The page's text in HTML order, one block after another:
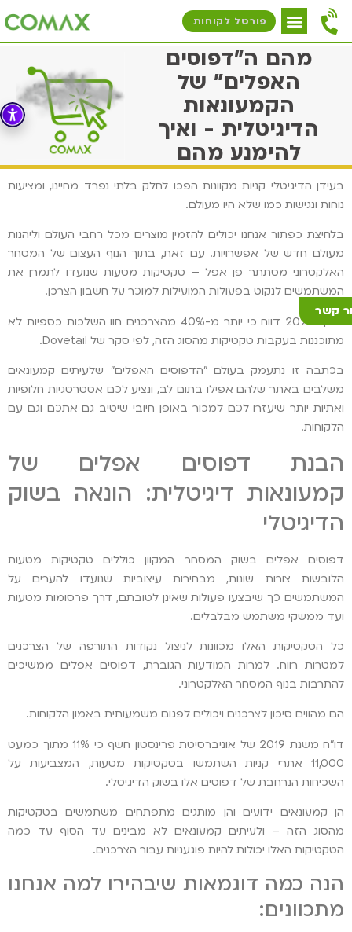
פורטל לקוחות
קשר
מהם ה"דפוסים
האפלים" של
הקמעונאות
הדיגיטלית - ואיך
להימנע מהם
בעידן הדיגיטלי קניות מקוונות הפכו לחלק בלתי נפרד מחיינו, ומציעות
נוחות ונגישות כמו שלא היו מעולם.
בלחיצת כפתור אנחנו יכולים להזמין מוצרים מכל רחבי העולם וליהנות
מעולם חדש של אפשרויות. עם זאת, בתוך הנוף העצום של המסחר
האלקטרוני מסתתר פן אפל – טקטיקות מטעות שנועדו לתמרן את
המשתמשים לנקוט בפעולות המועילות למוכר על חשבון הצרכן.
בסוף 2023 דווח כי יותר מ-40% מהצרכנים חוו השלכות כספיות לא
מתוכננות בעקבות טקטיקות מהסוג הזה, לפי סקר של Dovetail.
בכתבה זו נתעמק בעולם "הדפוסים האפלים" שלעיתים קמעונאים
משלבים באתר שלהם אפילו בתום לב, ונציע לכם אסטרטגיות חלופיות
ואתיות יותר שיעזרו לכם למכור באופן חיובי שיטיב גם אתכם וגם עם
הלקוחות.
הבנת דפוסים אפלים של
קמעונאות דיגיטלית: הונאה בשוק
הדיגיטלי
דפוסים אפלים בשוק המסחר המקוון כוללים טקטיקות מטעות
הלובשות צורות שונות, מבחירות עיצוביות שנועדו להערים על
המשתמשים כך שיבצעו פעולות שאינן לטובתם, דרך פרסומות מטעות
ועד ממשקי משתמש מבלבלים.
כל הטקטיקות האלו מכוונות לניצול נקודות התורפה של הצרכנים
למטרות רווח. למרות המודעות הגוברת, דפוסים אפלים ממשיכים
להתרבות בנוף המסחר האלקטרוני.
הם מהווים סיכון לצרכנים ויכולים לפגום משמעותית באמון הלקוחות.
דו"ח משנת 2019 של אוניברסיטת פרינסטון חשף כי 11% מתוך כמעט
11,000 אתרי קניות השתמשו בטקטיקות מטעות, המצביעות על
השכיחות הנרחבת של דפוסים אלו בשוק הדיגיטלי.
הן קמעונאים ידועים והן מותגים מתפתחים משתמשים בטקטיקות
מהסוג הזה – ולעיתים קמעונאים לא מבינים עד הסוף עד כמה
הטקטיקות האלו יכולות להיות פוגעניות עבור הצרכנים.
הנה כמה דוגמאות שיבהירו למה אנחנו
מתכוונים: